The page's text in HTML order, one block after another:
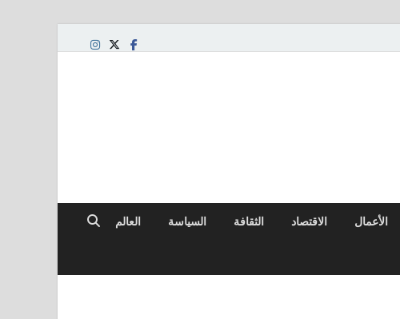
الأعمال الاقتصاد الثقافة السياسة العالم